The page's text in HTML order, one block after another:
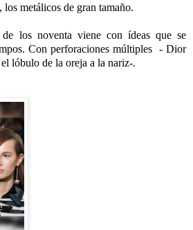
metálicos de gran tamaño.
los noventa viene con ídeas que se
Con perforaciones múltiples - Dior
lóbulo de la oreja a la nariz-.